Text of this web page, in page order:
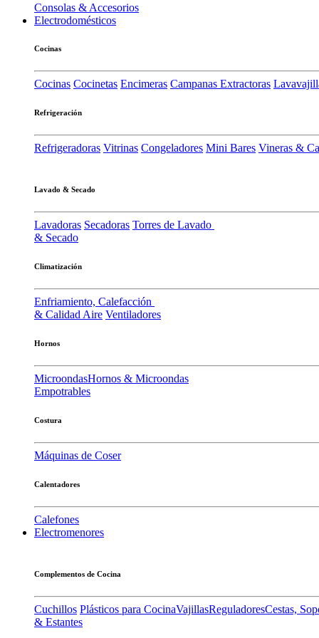
Consolas & Accesorios
Electrodomésticos
Cocinas
Cocinas Cocinetas Encimeras Campanas Extractoras
Refrigeración
Refrigeradoras Vitrinas Congeladores Mini Bares Vineras &
Lavado & Secado
Lavadoras Secadoras Torres de Lavado
& Secado
Climatización
Enfriamiento, Calefacción
& Calidad Aire Ventiladores
Hornos
MicroondasHornos & Microondas
Empotrables
Costura
Máquinas de Coser
Calentadores
Calefones
Electromenores
Complementos de Cocina
Cuchillos Plásticos para CocinaVajillasReguladoresCestas,
& Estantes